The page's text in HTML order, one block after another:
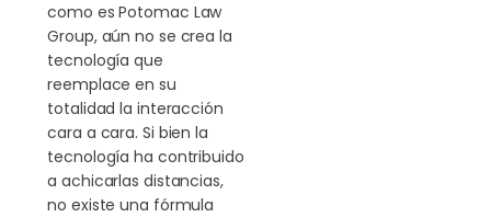
como es Potomac Law
Group, aún no se crea la
tecnología que
reemplace en su
totalidad la interacción
cara a cara. Si bien la
tecnología ha contribuido
a achicarlas distancias,
no existe una fórmula